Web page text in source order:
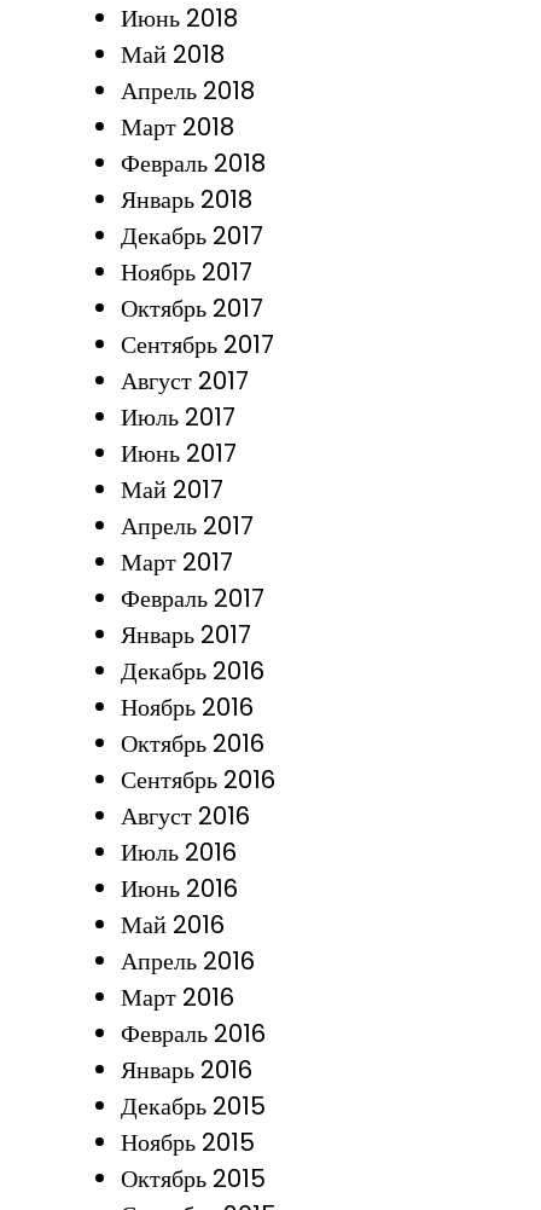
Июнь 2018
Май 2018
Апрель 2018
Март 2018
Февраль 2018
Январь 2018
Декабрь 2017
Ноябрь 2017
Октябрь 2017
Сентябрь 2017
Август 2017
Июль 2017
Июнь 2017
Май 2017
Апрель 2017
Март 2017
Февраль 2017
Январь 2017
Декабрь 2016
Ноябрь 2016
Октябрь 2016
Сентябрь 2016
Август 2016
Июль 2016
Июнь 2016
Май 2016
Апрель 2016
Март 2016
Февраль 2016
Январь 2016
Декабрь 2015
Ноябрь 2015
Октябрь 2015